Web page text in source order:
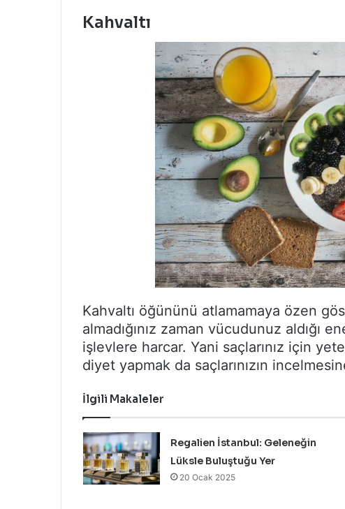
Kahvaltı
Kahvaltı öğününü atlamamaya özen
almadığınız zaman vücudunuz aldığı
işlevlere harcar. Yani saçlarınız için
diyet yapmak da saçlarınızın
İlgili Makaleler
Regalien İstanbul: Geleneğin
Lüksle Buluştuğu Yer
20 Ocak 2025